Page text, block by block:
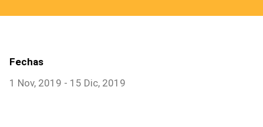
Fechas
1 Nov, 2019 - 15 Dic, 2019